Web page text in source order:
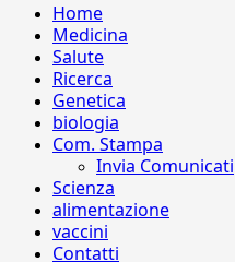
Home
Medicina
Salute
Ricerca
Genetica
biologia
Com. Stampa
Invia Comunicati
Scienza
alimentazione
vaccini
Contatti